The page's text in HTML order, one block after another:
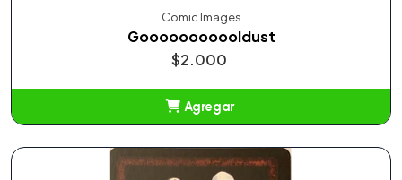
Comic Images
Gooooooooooldust
$2.000
Agregar